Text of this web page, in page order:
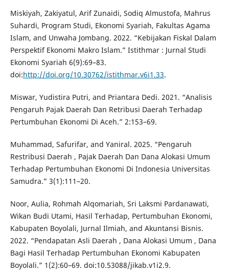
Miskiyah, Zakiyatul, Arif Zunaidi, Sodiq Almustofa, Mahrus
Suhardi, Program Studi, Ekonomi Syariah, Fakultas Agama
Islam, and Unwaha Jombang. 2022. “Kebijakan Fiskal Dalam
Perspektif Ekonomi Makro Islam.” Istithmar : Jurnal Studi
Ekonomi Syariah 6(9):69–83.
doi:http://doi.org/10.30762/istithmar.v6i1.33.
Miswar, Yudistira Putri, and Priantara Dedi. 2021. “Analisis
Pengaruh Pajak Daerah Dan Retribusi Daerah Terhadap
Pertumbuhan Ekonomi Di Aceh.” 2:153–69.
Muhammad, Safurifar, and Yaniral. 2025. “Pengaruh
Restribusi Daerah , Pajak Daerah Dan Dana Alokasi Umum
Terhadap Pertumbuhan Ekonomi Di Indonesia Universitas
Samudra.” 3(1):111–20.
Noor, Aulia, Rohmah Alqomariah, Sri Laksmi Pardanawati,
Wikan Budi Utami, Hasil Terhadap, Pertumbuhan Ekonomi,
Kabupaten Boyolali, Jurnal Ilmiah, and Akuntansi Bisnis.
2022. “Pendapatan Asli Daerah , Dana Alokasi Umum , Dana
Bagi Hasil Terhadap Pertumbuhan Ekonomi Kabupaten
Boyolali.” 1(2):60–69. doi:10.53088/jikab.v1i2.9.